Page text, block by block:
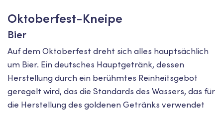
Oktoberfest-Kneipe
Bier
Auf dem Oktoberfest dreht sich alles hauptsächlich
um Bier. Ein deutsches Hauptgetränk, dessen
Herstellung durch ein berühmtes Reinheitsgebot
geregelt wird, das die Standards des Wassers, das für
die Herstellung des goldenen Getränks verwendet